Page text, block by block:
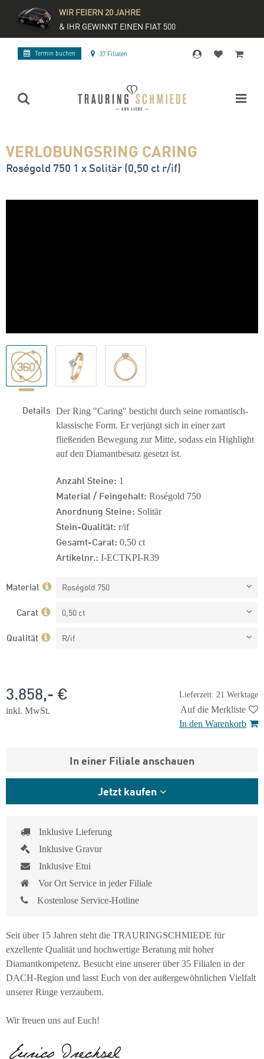
WIR FEIERN 20 JAHRE
& IHR GEWINNT EINEN FIAT 500
Termin buchen 37 Filialen
VERLOBUNGSRING CARING
Roségold 750 1 x Solitär (0,50 ct r/if)
Details Der Ring "Caring" besticht durch seine romantisch-
klassische Form. Er verjüngt sich in einer zart
fließenden Bewegung zur Mitte, sodass ein Highlight
auf den Diamantbesatz gesetzt ist.
Anzahl Steine: 1
Material / Feingehalt: Roségold 750
Anordnung Steine: Solitär
Stein-Qualität: r/if
Gesamt-Carat: 0,50 ct
Artikelnr.: I-ECTKPI-R39
Material Roségold 750
Carat 0,50 ct
Qualität R/if
Lieferzeit: 21 Werktage
3.858,- €
inkl. MwSt.
Auf die Merkliste
In den Warenkorb
In einer Filiale anschauen
Jetzt kaufen
Inklusive Lieferung
Inklusive Gravur
Inklusive Etui
Vor Ort Service in jeder Filiale
Kostenlose Service-Hotline
Seit über 15 Jahren steht die TRAURINGSCHMIEDE für
exzellente Qualität und hochwertige Beratung mit hoher
Diamantkompetenz. Besucht eine unserer über 35 Filialen in der
DACH-Region und lasst Euch von der außergewöhnlichen Vielfalt
unserer Ringe verzaubern.
Wir freuen uns auf Euch!